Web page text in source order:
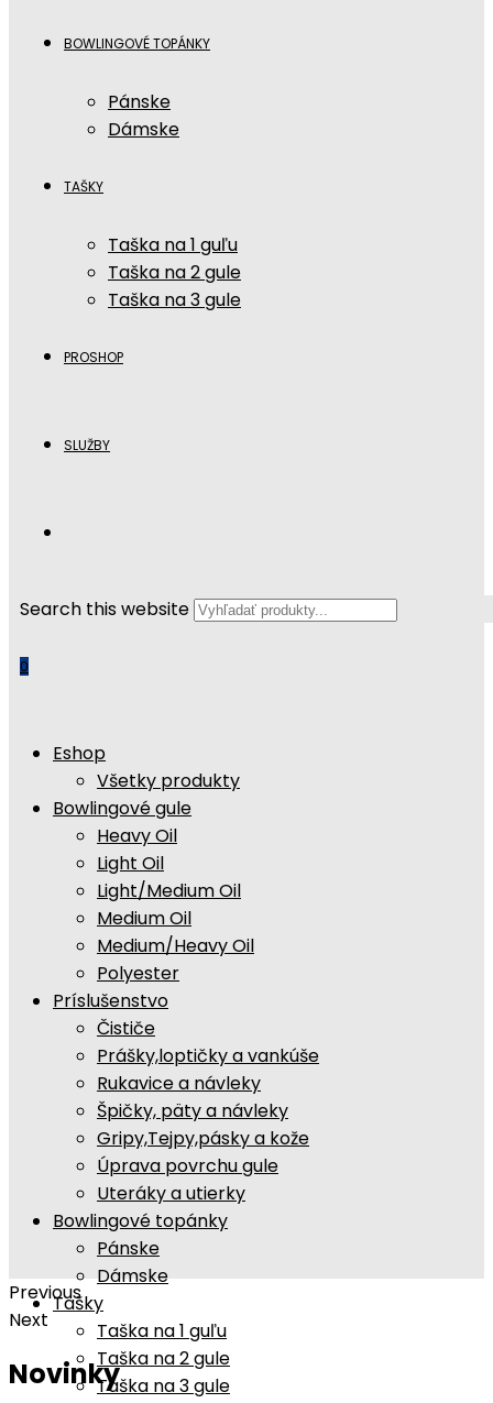
BOWLINGOVÉ TOPÁNKY
Pánske
Dámske
TAŠKY
Taška na 1 guľu
Taška na 2 gule
Taška na 3 gule
PROSHOP
SLUŽBY
Search this website
0
Eshop
Všetky produkty
Bowlingové gule
Heavy Oil
Light Oil
Light/Medium Oil
Medium Oil
Medium/Heavy Oil
Polyester
Príslušenstvo
Čističe
Prášky,loptičky a vankúše
Rukavice a návleky
Špičky, päty a návleky
Gripy,Tejpy,pásky a kože
Úprava povrchu gule
Uteráky a utierky
Bowlingové topánky
Pánske
Dámske
Tašky
Taška na 1 guľu
Taška na 2 gule
Taška na 3 gule
Previous
Next
Novinky